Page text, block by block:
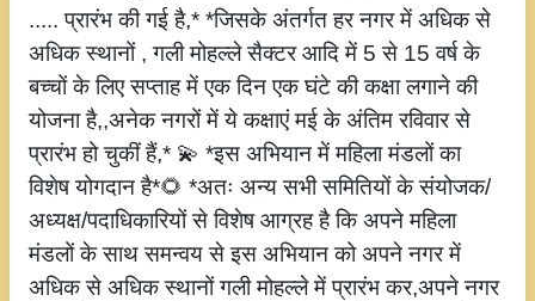
..... प्रारंभ की गई है,* *जिसके अंतर्गत हर नगर में अधिक से
अधिक स्थानों , गली मोहल्ले सैक्टर आदि में 5 से 15 वर्ष के
बच्चों के लिए सप्ताह में एक दिन एक घंटे की कक्षा लगाने की
योजना है,,अनेक नगरों में ये कक्षाएं मई के अंतिम रविवार से
प्रारंभ हो चुकीं हैं,* 💫 *इस अभियान में महिला मंडलों का
विशेष योगदान है*🌻 *अतः अन्य सभी समितियों के संयोजक/
अध्यक्ष/पदाधिकारियों से विशेष आग्रह है कि अपने महिला
मंडलों के साथ समन्वय से इस अभियान को अपने नगर में
अधिक से अधिक स्थानों गली मोहल्ले में प्रारंभ कर,अपने नगर